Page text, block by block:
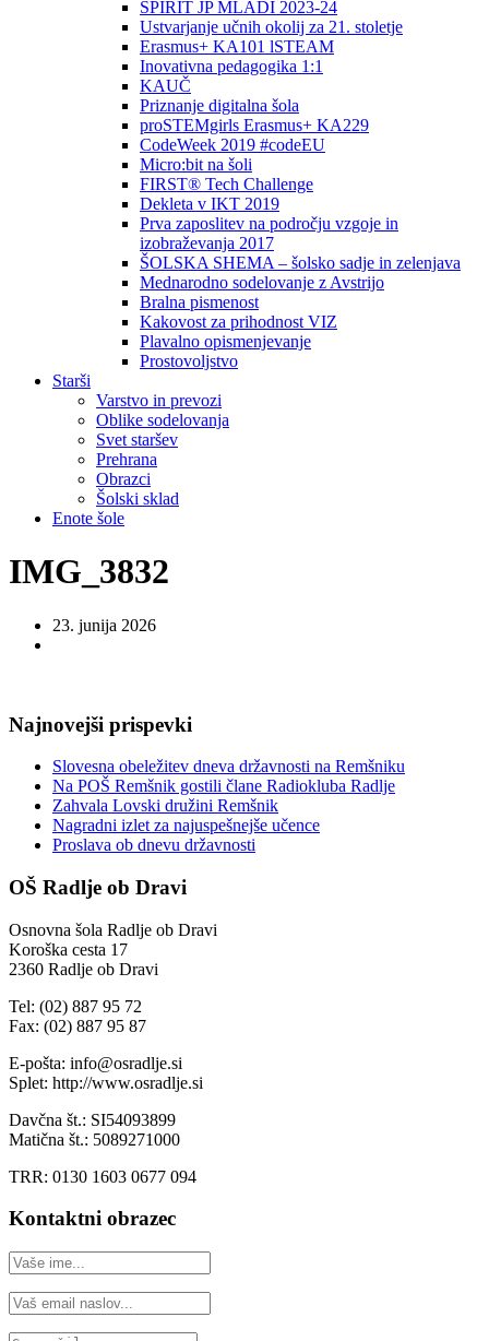
SPIRIT JP MLADI 2023-24
Ustvarjanje učnih okolij za 21. stoletje
Erasmus+ KA101 lSTEAM
Inovativna pedagogika 1:1
KAUČ
Priznanje digitalna šola
proSTEMgirls Erasmus+ KA229
CodeWeek 2019 #codeEU
Micro:bit na šoli
FIRST® Tech Challenge
Dekleta v IKT 2019
Prva zaposlitev na področju vzgoje in
izobraževanja 2017
ŠOLSKA SHEMA – šolsko sadje in zelenjava
Mednarodno sodelovanje z Avstrijo
Bralna pismenost
Kakovost za prihodnost VIZ
Plavalno opismenjevanje
Prostovoljstvo
Starši
Varstvo in prevozi
Oblike sodelovanja
Svet staršev
Prehrana
Obrazci
Šolski sklad
Enote šole
IMG_3832
23. junija 2026
Najnovejši prispevki
Slovesna obeležitev dneva državnosti na Remšniku
Na POŠ Remšnik gostili člane Radiokluba Radlje
Zahvala Lovski družini Remšnik
Nagradni izlet za najuspešnejše učence
Proslava ob dnevu državnosti
OŠ Radlje ob Dravi
Osnovna šola Radlje ob Dravi
Koroška cesta 17
2360 Radlje ob Dravi
Tel: (02) 887 95 72
Fax: (02) 887 95 87
E-pošta: info@osradlje.si
Splet: http://www.osradlje.si
Davčna št.: SI54093899
Matična št.: 5089271000
TRR: 0130 1603 0677 094
Kontaktni obrazec